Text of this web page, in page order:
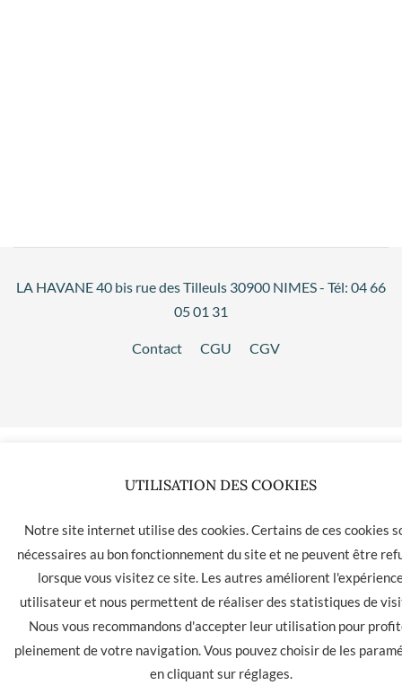
LA HAVANE 40 bis rue des Tilleuls 30900 NIMES - Tél: 04 66
05 01 31
Contact CGU CGV
UTILISATION DES COOKIES
Notre site internet utilise des cookies. Certains de ces cookies
nécessaires au bon fonctionnement du site et ne peuvent être
lorsque vous visitez ce site. Les autres améliorent
utilisateur et nous permettent de réaliser des statistiques de
Nous vous recommandons d'accepter leur utilisation pour
pleinement de votre navigation. Vous pouvez choisir de les
en cliquant sur réglages.